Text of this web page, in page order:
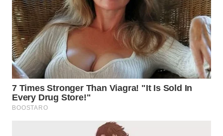
WN
SUMEDANG
WN
CIANJUR
WN
KEPULAUAN
SERIBU